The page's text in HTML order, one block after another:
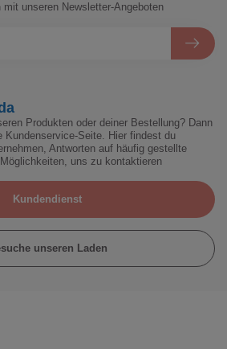
Produkten oder deiner Bestellung? Dann
Kundenservice-Seite. Hier findest du
Antworten auf häufig gestellte
uns zu kontaktieren
Kundendienst
unseren Laden
unseren Newsletter-Angeboten